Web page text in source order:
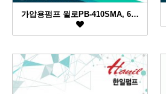
가압용펌프 윌로PB-410SMA, 6…